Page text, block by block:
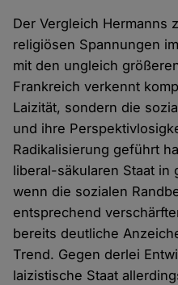
Der Vergleich Hermanns
religiösen Spannungen
mit den ungleich
Frankreich verkennt
Laizität, sondern die
und ihre
Radikalisierung geführt
liberal-säkularen Staat in
wenn die sozialen
entsprechend
bereits deutliche
Trend. Gegen derlei
laizistische Staat